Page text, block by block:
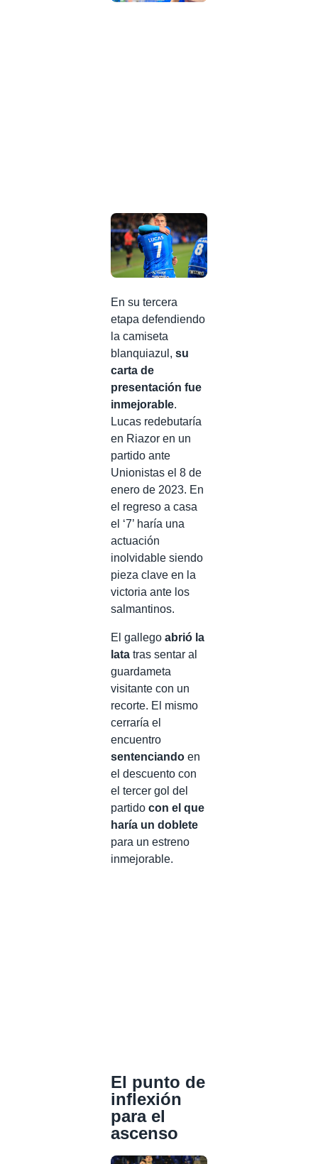
En su tercera
etapa defendiendo
la camiseta
blanquiazul, su
carta de
presentación fue
inmejorable.
Lucas redebutaría
en Riazor en un
partido ante
Unionistas el 8 de
enero de 2023. En
el regreso a casa
el ‘7’ haría una
actuación
inolvidable siendo
pieza clave en la
victoria ante los
salmantinos.
El gallego abrió la
lata tras sentar al
guardameta
visitante con un
recorte. El mismo
cerraría el
encuentro
sentenciando en
el descuento con
el tercer gol del
partido con el que
haría un doblete
para un estreno
inmejorable.
El punto de
inflexión
para el
ascenso